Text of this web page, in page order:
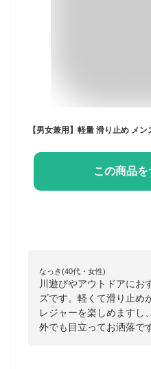
この商品
なっき(40代・女性)
川遊びやアウトドアにお
ズです。軽くて滑り止め
レジャーを楽しめますし
外でも目立ってお洒落で